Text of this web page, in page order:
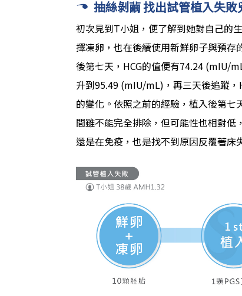
抽絲剝繭 找出試管植入失敗
初次見到T小姐，便了解到她對自己的
擇凍卵，也在後續使用新鮮卵子與預
後第七天，HCG的值便有74.24 (mIU/
升到95.49 (mIU/mL)，再三天後追蹤
的變化。依照之前的經驗，植入後第
間雖不能完全排除，但可能性也相對
還是在免疫，也是找不到原因反覆著床